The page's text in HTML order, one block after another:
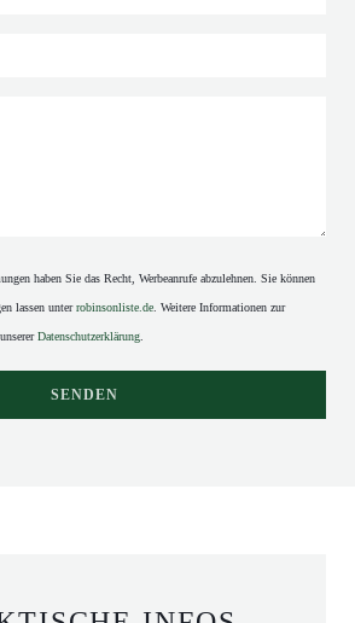
haben Sie das Recht, Werbeanrufe abzulehnen. Sie können
lassen unterrobinsonliste.de . Weitere Informationen zur
Datenschutzerklärung